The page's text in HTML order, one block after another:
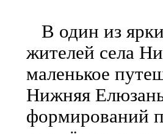
В один из
жителей села
маленькое
Нижняя
формирований